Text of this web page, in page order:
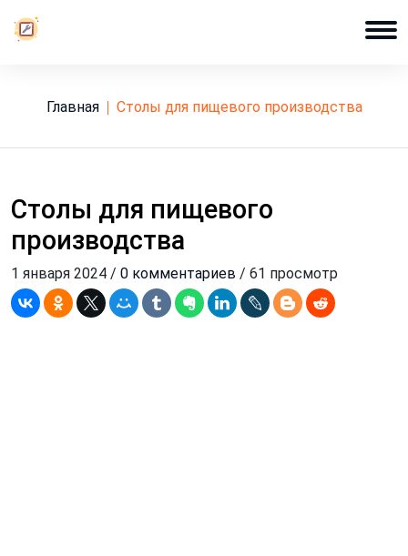
Главная столы для пищевого производства
Столы для пищевого
производства
1 января 2024 / 0 комментариев / 61 просмотр